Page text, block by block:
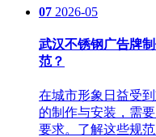
07 2026-05
武汉不锈钢广告牌
范？
在城市形象日益受
的制作与安装，需
要求。了解这些规